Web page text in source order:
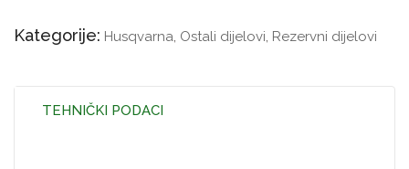
Kategorije: Husqvarna, Ostali dijelovi, Rezervni dijelovi
TEHNIČKI PODACI